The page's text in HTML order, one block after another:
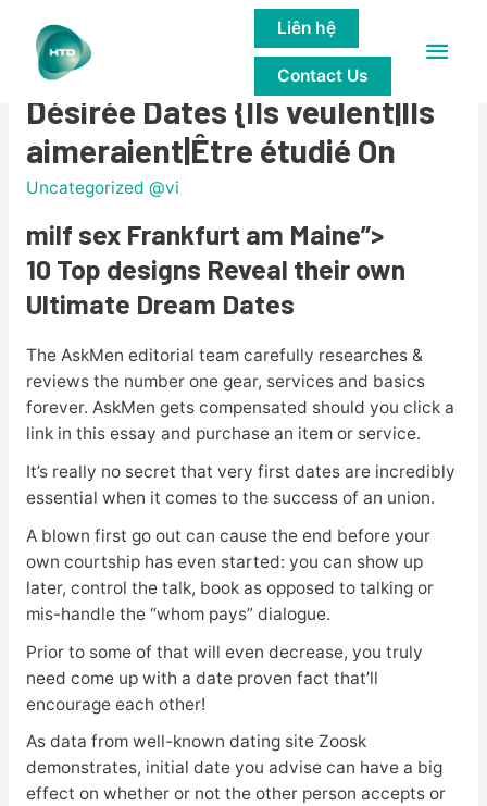
Main
Liên hệ
Contact Us
Top Modèles Afficher Le
Désirée Dates {Ils veulent|Ils
aimeraient|Être étudié On
Uncategorized @vi
milf sex Frankfurt am Maine”>
10 Top designs Reveal their own
Ultimate Dream Dates
The AskMen editorial team carefully researches &
reviews the number one gear, services and basics
forever. AskMen gets compensated should you click a
link in this essay and purchase an item or service.
It’s really no secret that very first dates are incredibly
essential when it comes to the success of an union.
A blown first go out can cause the end before your
own courtship has even started: you can show up
later, control the talk, book as opposed to talking or
mis-handle the “whom pays” dialogue.
Prior to some of that will even decrease, you truly
need come up with a date proven fact that’ll
encourage each other!
As data from well-known dating site Zoosk
demonstrates, initial date you advise can have a big
effect on whether or not the other person accepts or